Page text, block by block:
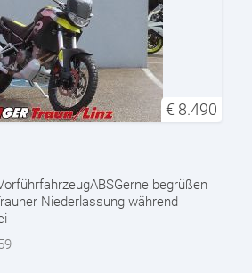
€ 8.490
begrüßen
Niederlassung während